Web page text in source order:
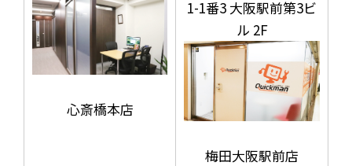
心斎橋本店
1-1番3 大阪駅前第3ビ
ル 2F
梅田大阪駅前店